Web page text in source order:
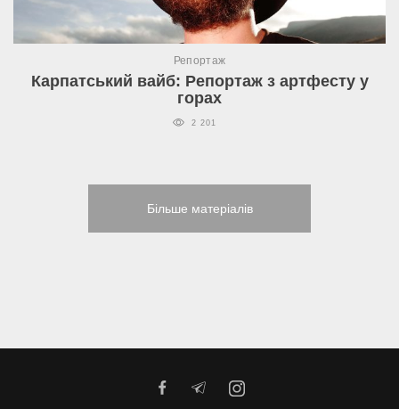
Репортаж
Карпатський вайб: Репортаж з артфесту у
горах
2 201
Більше матеріалів